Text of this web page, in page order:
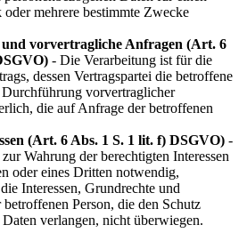
mehrere bestimmte Zwecke
vorvertragliche Anfragen (Art. 6
- Die Verarbeitung ist für die
dessen Vertragspartei die betroffene
Durchführung vorvertraglicher
die auf Anfrage der betroffenen
(Art. 6 Abs. 1 S. 1 lit. f) DSGVO) -
Wahrung der berechtigten Interessen
oder eines Dritten notwendig,
Interessen, Grundrechte und
Person, die den Schutz
Daten verlangen, nicht überwiegen.